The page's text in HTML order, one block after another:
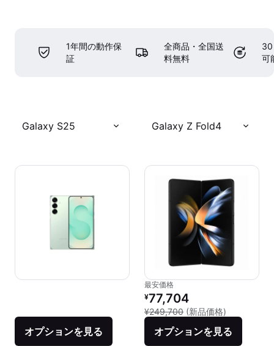
1年間の動作保
証
全商品・全国送
料無料
30
可
Galaxy S25 Galaxy Z Fold4
オプションを見る
最安価格
リファービッシュ品の価格：
¥77,704
¥249,700 (新品価格)
オプションを見る